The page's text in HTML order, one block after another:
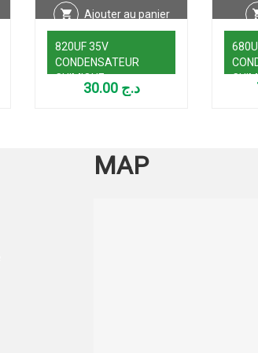
Ajouter au panier
820UF 35V
CONDENSATEUR
CHIMIQUE
د.ج 30.00
MAP